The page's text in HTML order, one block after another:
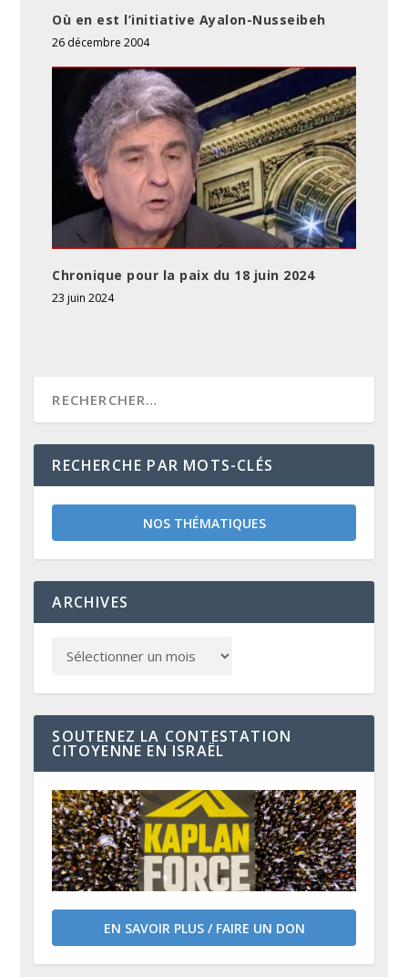
Où en est l’initiative Ayalon-Nusseibeh
26 décembre 2004
Chronique pour la paix du 18 juin 2024
23 juin 2024
RECHERCHE PAR MOTS-CLÉS
NOS THÉMATIQUES
ARCHIVES
SOUTENEZ LA CONTESTATION
CITOYENNE EN ISRAËL
EN SAVOIR PLUS / FAIRE UN DON